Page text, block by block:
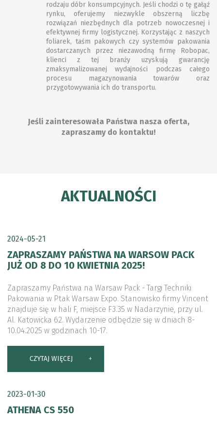
rodzaju dóbr konsumpcyjnych. Jeśli chodzi o tę gałąź
rynku, oferujemy niezwykle obszerną liczbę
rozwiązań niezbędnych dla potrzeb nowoczesnej i
efektywnej firmy logistycznej. Korzystając z naszych
foliarek, taśm pakowych czy systemów pakowania
dostarczanych przez niezawodną firmę Robopac,
klienci z tej branży uzyskują gwarancję
zmaksymalizowanej wydajności podczas całego
procesu magazynowania towarów oraz
przygotowywania ich do transportu.
Jeśli zainteresowała Państwa nasza oferta,
zapraszamy do kontaktu!
AKTUALNOŚCI
2024-05-21
ZAPRASZAMY PAŃSTWA NA WARSOW PACK
JUŻ OD 8 DO 10 KWIETNIA 2025!
Zapraszamy Państwa na Warsaw Pack - Targi Techniki
Pakowania w Ptak Warsaw Expo. Stanowisko firmy Vincent
znajduje się w hali F, miejsce F3.35 w Nadarzynie, przy ul.
Al. Katowicka 62. Wydarzenie odbędzie się w dniach 8-
10.04.2025 w godzinach 10-17.
CZYTAJ WIĘCEJ
2023-01-30
ATHENA CS 550